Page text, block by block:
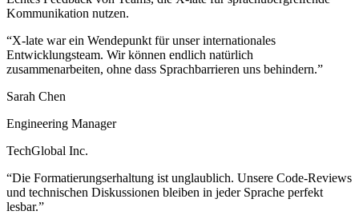
Kommunikation nutzen.
“X-late war ein Wendepunkt für unser internationales
Entwicklungsteam. Wir können endlich natürlich
zusammenarbeiten, ohne dass Sprachbarrieren uns behindern.”
Sarah Chen
Engineering Manager
TechGlobal Inc.
“Die Formatierungserhaltung ist unglaublich. Unsere Code-Reviews
und technischen Diskussionen bleiben in jeder Sprache perfekt
lesbar.”